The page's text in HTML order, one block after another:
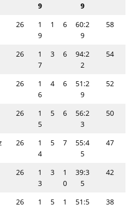
9
9
26
1
9
1 6
60:2
9
58
26
1
7
3 6
94:2
2
54
26
1
6
4 6
51:2
9
52
26
1
5
5 6
56:2
3
50
26
1
4
5 7
55:4
5
47
26
1
3
3
1
0
39:3
5
42
26
1
5
1
51:5
38